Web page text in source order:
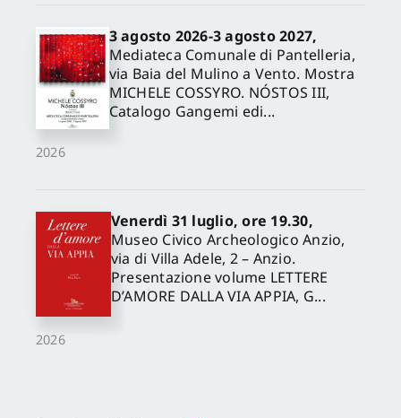
2026
3 agosto 2026-3 agosto 2027,
Mediateca Comunale di Pantelleria,
via Baia del Mulino a Vento. Mostra
MICHELE COSSYRO. NÓSTOS III,
Catalogo Gangemi edi...
2026
Venerdì 31 luglio, ore 19.30,
Museo Civico Archeologico Anzio,
via di Villa Adele, 2 – Anzio.
Presentazione volume LETTERE
D’AMORE DALLA VIA APPIA, G...